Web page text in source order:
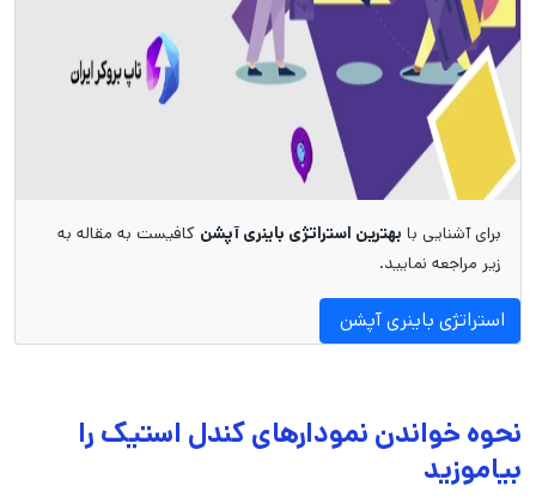
برای آشنایی با بهترین استراتژی باینری آپشن کافیست به مقاله به
زیر مراجعه نمایید.
استراتژی باینری آپشن
نحوه خواندن نمودارهای کندل استیک را
بیاموزید